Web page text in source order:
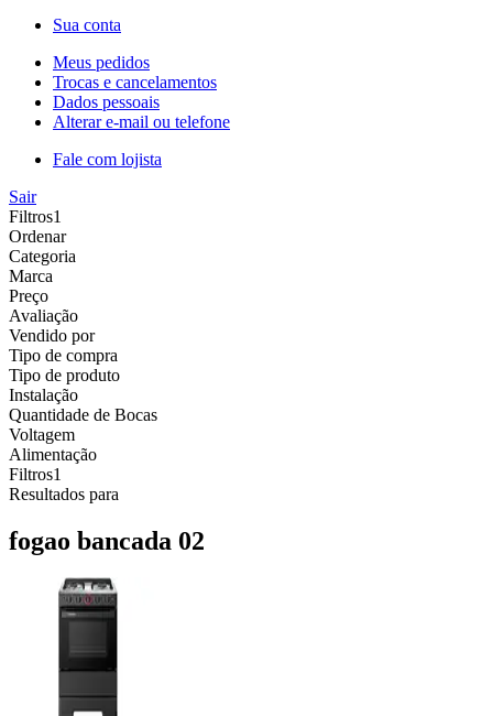
Sua conta
Meus pedidos
Trocas e cancelamentos
Dados pessoais
Alterar e-mail ou telefone
Fale com lojista
Sair
Filtros1
Ordenar
Categoria
Marca
Preço
Avaliação
Vendido por
Tipo de compra
Tipo de produto
Instalação
Quantidade de Bocas
Voltagem
Alimentação
Filtros1
Resultados para
fogao bancada 02